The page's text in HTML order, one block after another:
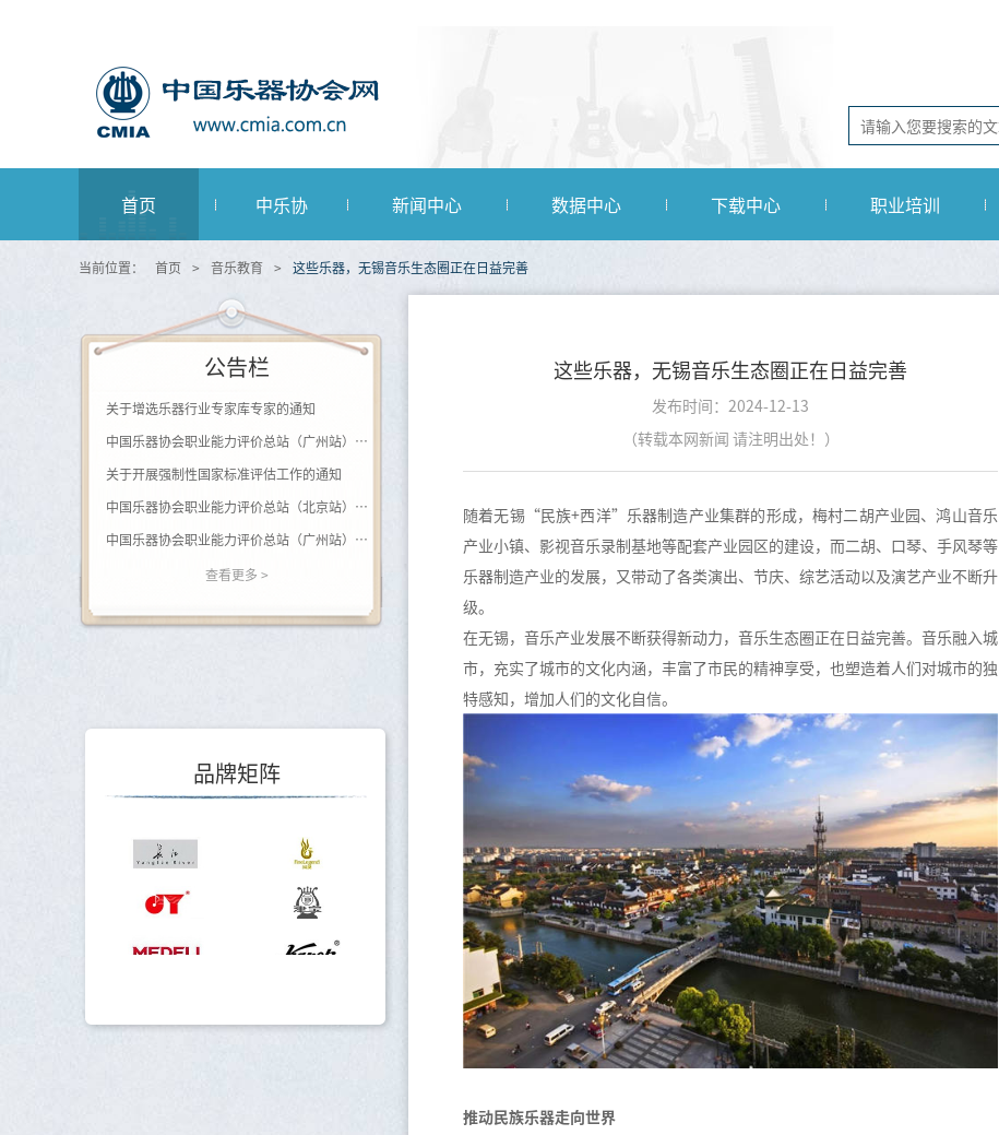
首页 中乐协 新闻中心 数据中心 下载中心 职业培训
当前位置： 首页 > 音乐教育 > 这些乐器，无锡音乐生态圈正在日益完善
公告栏
关于增选乐器行业专家库专家的通知
中国乐器协会职业能力评价总站（广州站） 2026年第一批《钢琴及键盘乐器制作工》登记评价通知
关于开展强制性国家标准评估工作的通知
中国乐器协会职业能力评价总站（北京站） 关于开展（黑河学院）钢琴调律师职业等级评价的通知
中国乐器协会职业能力评价总站（广州站） 2026年广西站钢琴调律师等级评价通知
关于举办乐器行业数据价值专题培训的通知
查看更多 >
品牌矩阵
这些乐器，无锡音乐生态圈正在日益完善
发布时间：2024-12-13
（转载本网新闻 请注明出处！）
随着无锡“民族+西洋”乐器制造产业集群的形成，梅村二胡产业园、鸿山音乐
产业小镇、影视音乐录制基地等配套产业园区的建设，而二胡、口琴、手风琴等
乐器制造产业的发展，又带动了各类演出、节庆、综艺活动以及演艺产业不断升
级。
在无锡，音乐产业发展不断获得新动力，音乐生态圈正在日益完善。音乐融入城
市，充实了城市的文化内涵，丰富了市民的精神享受，也塑造着人们对城市的独
特感知，增加人们的文化自信。
推动民族乐器走向世界